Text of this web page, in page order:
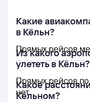
Какие
в Кёльн?
Прямых рейсов
Из какого
улететь в Кёльн?
Прямых рейсов
нет.
Какое
Кёльном?